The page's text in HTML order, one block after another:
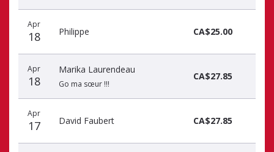
Apr
18 Philippe CA$25.00
Apr
18
Marika Laurendeau
Go ma sœur !!!
CA$27.85
Apr
17 David Faubert CA$27.85